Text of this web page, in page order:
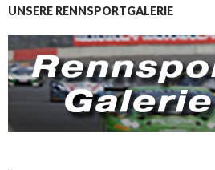
UNSERE RENNSPORTGALERIE